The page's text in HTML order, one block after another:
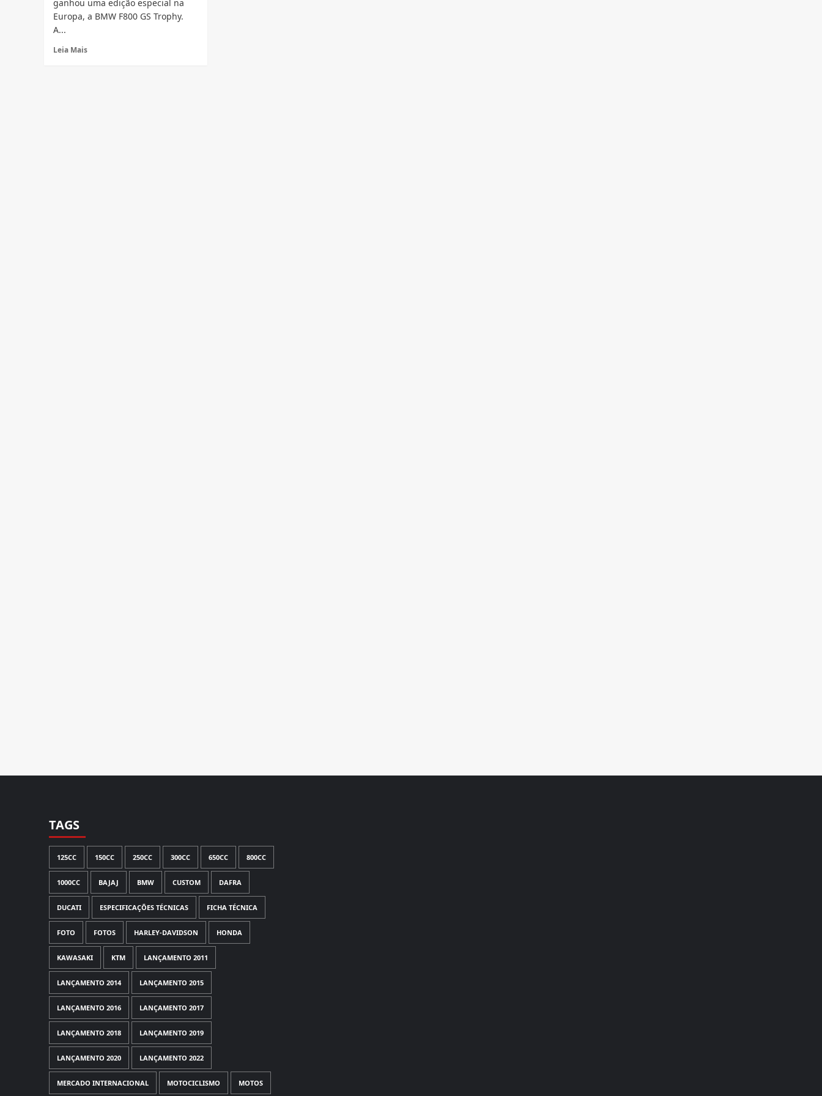
ganhou uma edição especial na
Europa, a BMW F800 GS Trophy.
A...
Leia Mais
TAGS
125CC 150CC 250CC 300CC 650CC 800CC
1000CC BAJAJ BMW CUSTOM DAFRA
DUCATI ESPECIFICAÇÕES TÉCNICAS FICHA TÉCNICA
FOTO FOTOS HARLEY-DAVIDSON HONDA
KAWASAKI KTM LANÇAMENTO 2011
LANÇAMENTO 2014 LANÇAMENTO 2015
LANÇAMENTO 2016 LANÇAMENTO 2017
LANÇAMENTO 2018 LANÇAMENTO 2019
LANÇAMENTO 2020 LANÇAMENTO 2022
MERCADO INTERNACIONAL MOTOCICLISMO MOTOS